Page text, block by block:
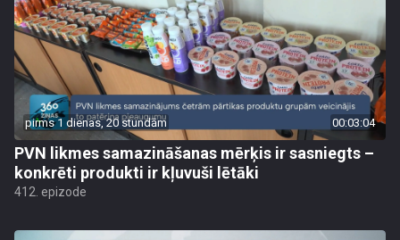
pirms 1 dienas, 20 stundām 00:03:04
PVN likmes samazināšanas mērķis ir sasniegts –
konkrēti produkti ir kļuvuši lētāki
412. epizode